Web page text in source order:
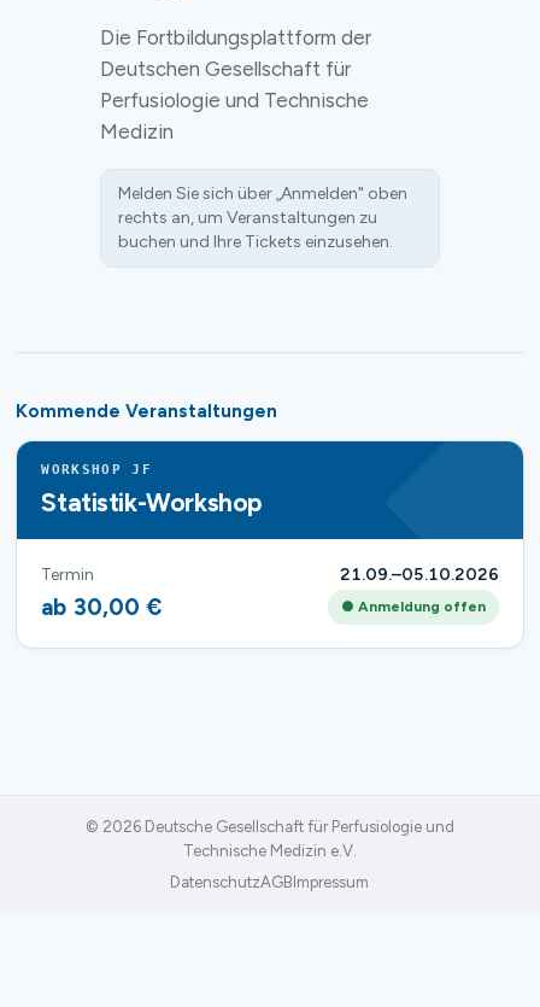
Die Fortbildungsplattform der
Deutschen Gesellschaft für
Perfusiologie und Technische
Medizin
Melden Sie sich über „Anmelden" oben
rechts an, um Veranstaltungen zu
buchen und Ihre Tickets einzusehen.
Kommende Veranstaltungen
WORKSHOP JF
Statistik-Workshop
Termin 21.09.–05.10.2026
ab 30,00 € ● Anmeldung offen
© 2026 Deutsche Gesellschaft für Perfusiologie und
Technische Medizin e.V.
DatenschutzAGB Impressum